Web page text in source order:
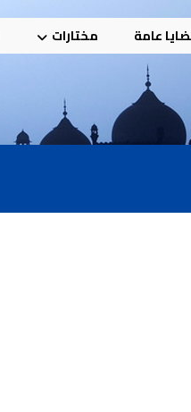
عامة مختارات